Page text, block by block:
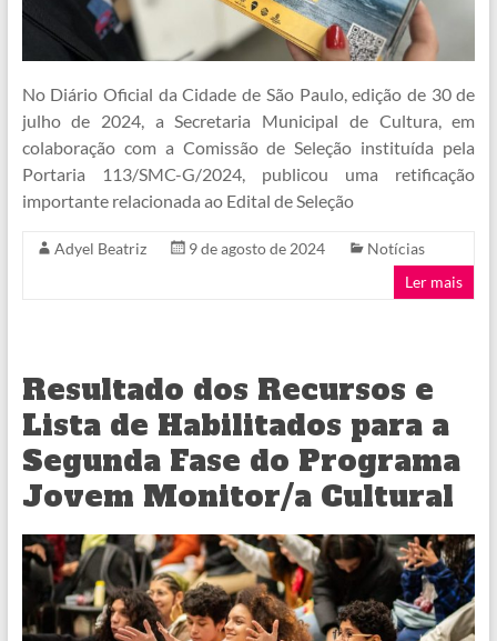
No Diário Oficial da Cidade de São Paulo, edição de 30 de
julho de 2024, a Secretaria Municipal de Cultura, em
colaboração com a Comissão de Seleção instituída pela
Portaria 113/SMC-G/2024, publicou uma retificação
importante relacionada ao Edital de Seleção
Adyel Beatriz 9 de agosto de 2024
Notícias
Ler mais
Resultado dos Recursos e
Lista de Habilitados para a
Segunda Fase do Programa
Jovem Monitor/a Cultural